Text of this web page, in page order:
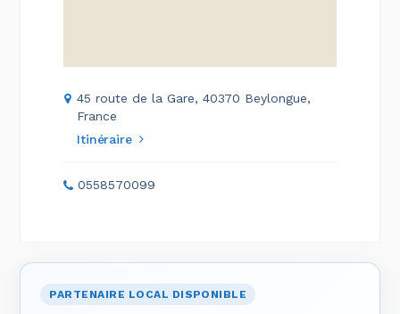
45 route de la Gare, 40370 Beylongue,
France
Itinéraire
0558570099
PARTENAIRE LOCAL DISPONIBLE